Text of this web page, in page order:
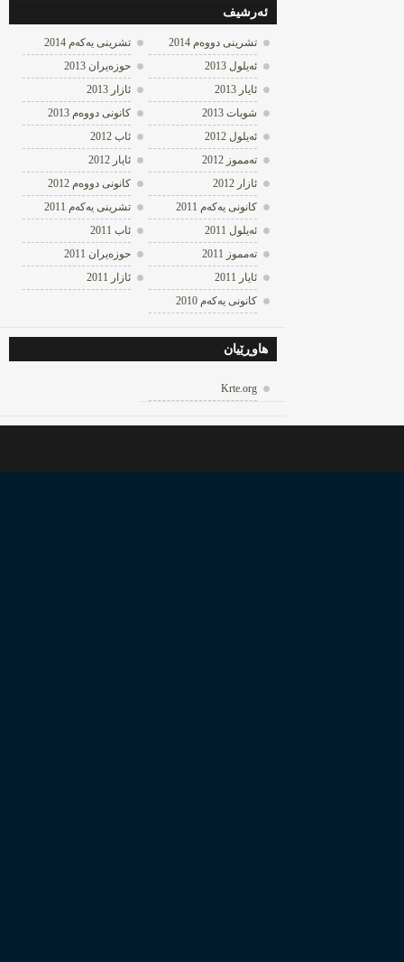
ئه‌رشیف
تشرینی دووه‌م 2014
تشرینی یه‌كه‌م 2014
ئه‌یلول 2013
حوزه‌یران 2013
ئایار 2013
ئازار 2013
شوبات 2013
كانونی دووه‌م 2013
ئه‌یلول 2012
ئاب 2012
ته‌مموز 2012
ئایار 2012
ئازار 2012
كانونی دووه‌م 2012
كانونی یه‌كه‌م 2011
تشرینی یه‌كه‌م 2011
ئه‌یلول 2011
ئاب 2011
ته‌مموز 2011
حوزه‌یران 2011
ئایار 2011
ئازار 2011
كانونی یه‌كه‌م 2010
هاوڕێیان
Krte.org